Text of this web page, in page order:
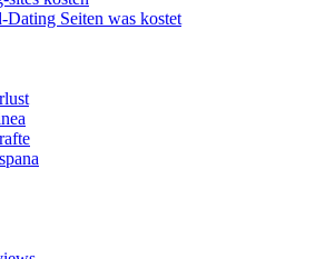
Dating Seiten was kostet